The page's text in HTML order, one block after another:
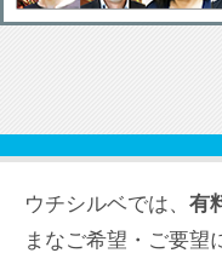
ウチシルベでは、 有
まなご希望・ご要望